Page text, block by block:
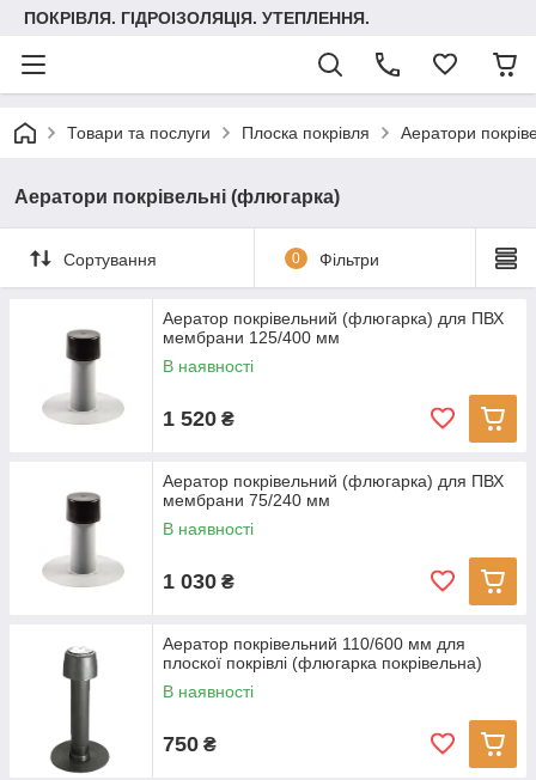
ПОКРІВЛЯ. ГІДРОІЗОЛЯЦІЯ. УТЕПЛЕННЯ.
Товари та послуги Плоска покрівля Аератори
Аератори покрівельні (флюгарка)
Сортування 0 Фільтри
Аератор покрівельний (флюгарка) для ПВХ
мембрани 125/400 мм
В наявності
1 520 ₴
Аератор покрівельний (флюгарка) для ПВХ
мембрани 75/240 мм
В наявності
1 030 ₴
Аератор покрівельний 110/600 мм для
плоскої покрівлі (флюгарка покрівельна)
В наявності
750 ₴